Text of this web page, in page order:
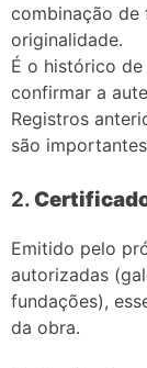
combinação de
originalidade.
É o histórico
confirmar a
Registros
são
2.
Emitido pelo
autorizadas
fundações),
da obra.